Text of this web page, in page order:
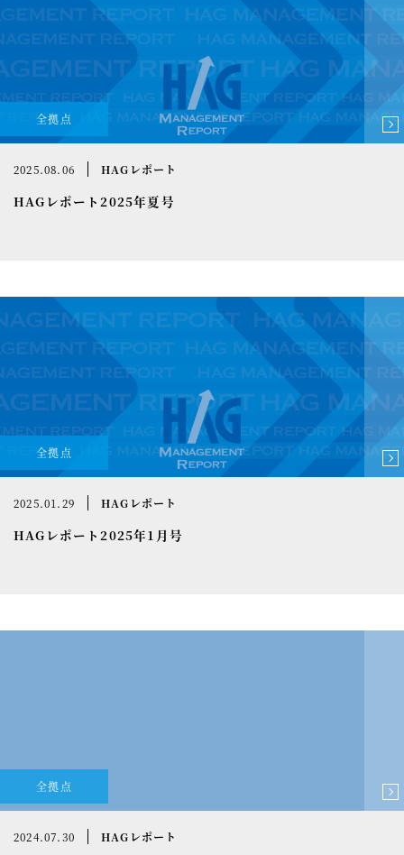
全拠点
2025.08.06 HAGレポート
HAGレポート2025年夏号
全拠点
2025.01.29 HAGレポート
HAGレポート2025年1月号
全拠点
2024.07.30 HAGレポート